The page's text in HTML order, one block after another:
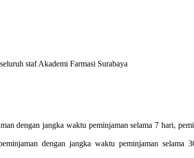
staf Akademi Farmasi Surabaya
dengan jangka waktu peminjaman selama 7 hari,
dengan jangka waktu peminjaman selama